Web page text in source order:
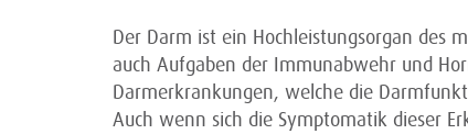
Der Darm ist ein Hochleistungsorgan des
auch Aufgaben der Immunabwehr und
Darmerkrankungen, welche die
Auch wenn sich die Symptomatik dieser